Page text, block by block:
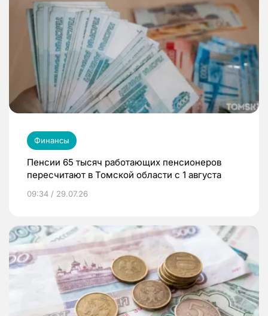
Финансы
Пенсии 65 тысяч работающих пенсионеров
пересчитают в Томской области с 1 августа
09:34 / 29.07.26